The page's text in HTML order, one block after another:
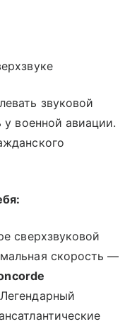
звуковой
у военной авиации.
сверхзвуковой
скорость —
Легендарный